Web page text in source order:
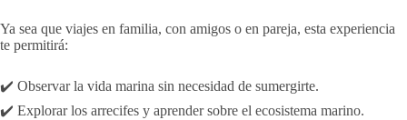
Ya sea que viajes en familia, con amigos o en pareja, esta experiencia
te permitirá:
✔️ Observar la vida marina sin necesidad de sumergirte.
✔️ Explorar los arrecifes y aprender sobre el ecosistema marino.